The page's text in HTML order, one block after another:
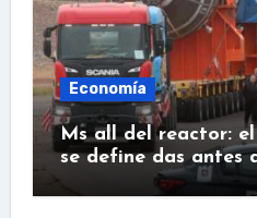
Economía
Ms all del reactor:
se define das antes